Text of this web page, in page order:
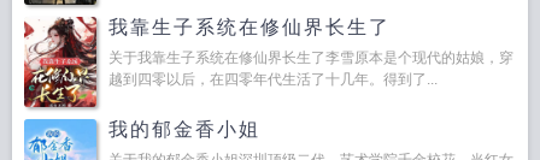
我靠生子系统在修仙界长生了
关于我靠生子系统在修仙界长生了李雪原本是个现代的姑娘，穿
越到四零以后，在四零年代生活了十几年。得到了...
我的郁金香小姐